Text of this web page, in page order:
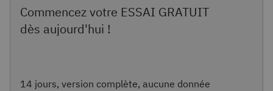
Commencez votre ESSAI GRATUIT
dès aujourd'hui !
14 jours, version complète, aucune donnée